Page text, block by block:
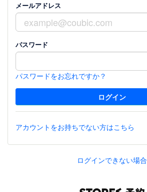
メールアドレス
パスワード
パスワードをお忘れですか？
アカウントをお持ちでない方はこちら
ログインできない場合